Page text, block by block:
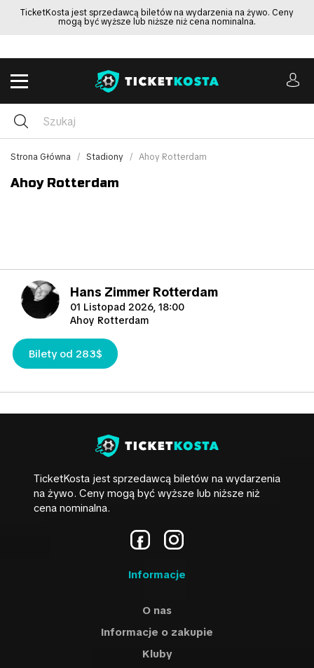
TicketKosta jest sprzedawcą biletów na wydarzenia na żywo. Ceny
mogą być wyższe lub niższe niż cena nominalna.
Strona Główna Stadiony Ahoy Rotterdam
Ahoy Rotterdam
Hans Zimmer Rotterdam
01 Listopad 2026, 18:00
Ahoy Rotterdam
Bilety od 283$
TicketKosta jest sprzedawcą biletów na wydarzenia
na żywo. Ceny mogą być wyższe lub niższe niż
cena nominalna.
Informacje
O nas
Informacje o zakupie
Kluby